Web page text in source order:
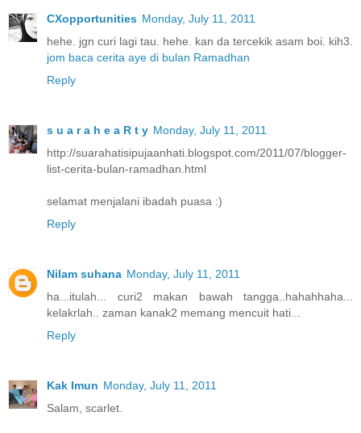
CXopportunities Monday, July 11, 2011
hehe. jgn curi lagi tau. hehe. kan da tercekik asam boi. kih3.
jom baca cerita aye di bulan Ramadhan
Reply
s u a r a h e a R t y Monday, July 11, 2011
http://suarahatisipujaanhati.blogspot.com/2011/07/blogger-
list-cerita-bulan-ramadhan.html
selamat menjalani ibadah puasa :)
Reply
Nilam suhana Monday, July 11, 2011
ha...itulah... curi2 makan bawah tangga..hahahhaha...
kelakrlah.. zaman kanak2 memang mencuit hati...
Reply
Kak Imun Monday, July 11, 2011
Salam, scarlet.